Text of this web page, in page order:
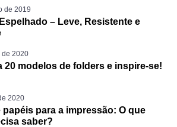
de 2019
– Leve, Resistente e
de 2020
20 modelos de folders e inspire-se!
2020
papéis para a impressão: O que
saber?